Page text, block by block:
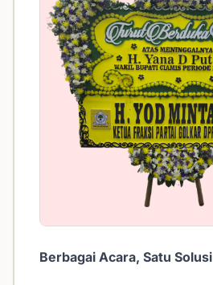
Berbagai Acara, Satu Solusi